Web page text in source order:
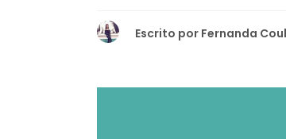
Escrito por Fernanda